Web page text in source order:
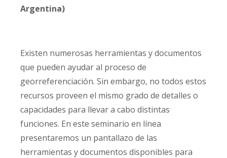
Argentina)
Existen numerosas herramientas y documentos
que pueden ayudar al proceso de
georreferenciación. Sin embargo, no todos estos
recursos proveen el mismo grado de detalles o
capacidades para llevar a cabo distintas
funciones. En este seminario en línea
presentaremos un pantallazo de las
herramientas y documentos disponibles para